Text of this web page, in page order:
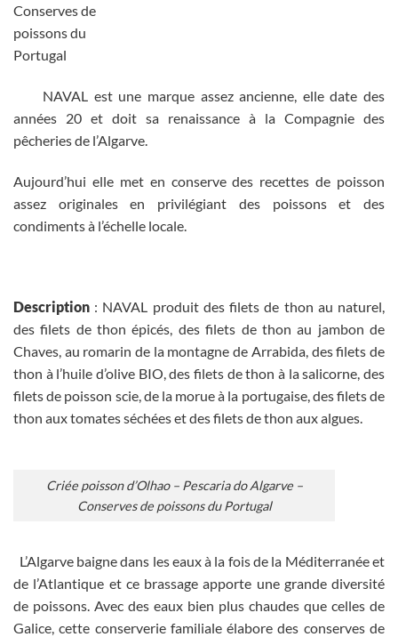
NAVAL est une marque assez ancienne, elle date des
années 20 et doit sa renaissance à la Compagnie des
pêcheries de l’Algarve.
Aujourd’hui elle met en conserve des recettes de poisson
assez originales en privilégiant des poissons et des
condiments à l’échelle locale.
Description : NAVAL produit des filets de thon au naturel,
des filets de thon épicés, des filets de thon au jambon de
Chaves, au romarin de la montagne de Arrabida, des filets de
thon à l’huile d’olive BIO, des filets de thon à la salicorne, des
filets de poisson scie, de la morue à la portugaise, des filets de
thon aux tomates séchées et des filets de thon aux algues.
Criée poisson d’Olhao – Pescaria do Algarve –
Conserves de poissons du Portugal
L’Algarve baigne dans les eaux à la fois de la Méditerranée et
de l’Atlantique et ce brassage apporte une grande diversité
de poissons. Avec des eaux bien plus chaudes que celles de
Galice, cette conserverie familiale élabore des conserves de